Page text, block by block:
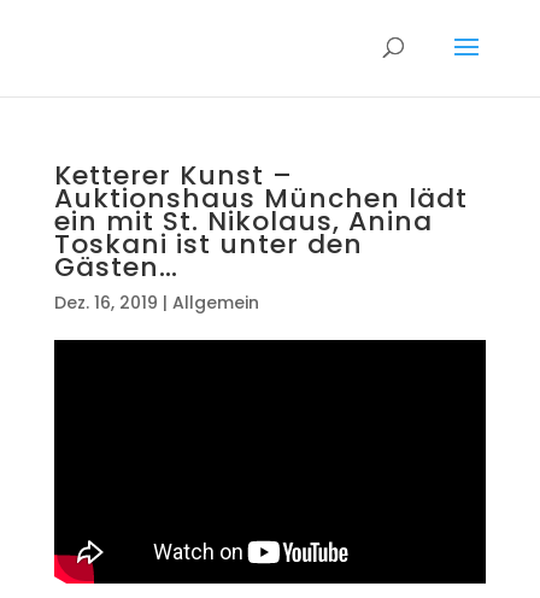
Ketterer Kunst –
Auktionshaus München lädt
ein mit St. Nikolaus, Anina
Toskani ist unter den
Gästen…
Dez. 16, 2019 | Allgemein